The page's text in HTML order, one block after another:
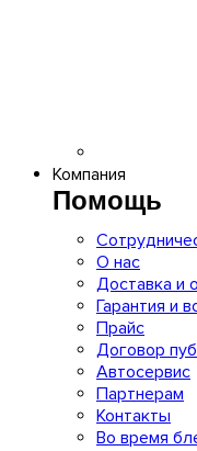
Компания
Помощь
О нас
Доставка и
Гарантия и
Прайс
Договор
Автосервис
Партнерам
Контакты
Во время